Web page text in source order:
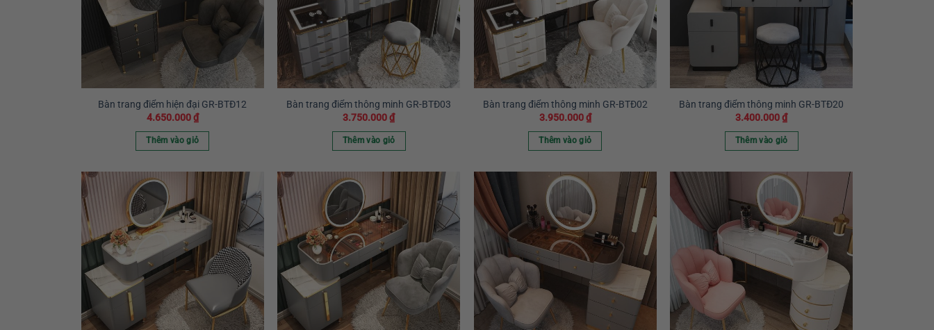
Bàn trang điểm hiện đại GR-BTĐ12
4.650.000₫
Thêm vào giỏ
Bàn trang điểm thông minh GR-BTĐ03
3.750.000₫
Thêm vào giỏ
Bàn trang điểm thông minh GR-BTĐ02
3.950.000₫
Thêm vào giỏ
Bàn trang điểm thông minh GR-BTĐ20
3.400.000₫
Thêm vào giỏ